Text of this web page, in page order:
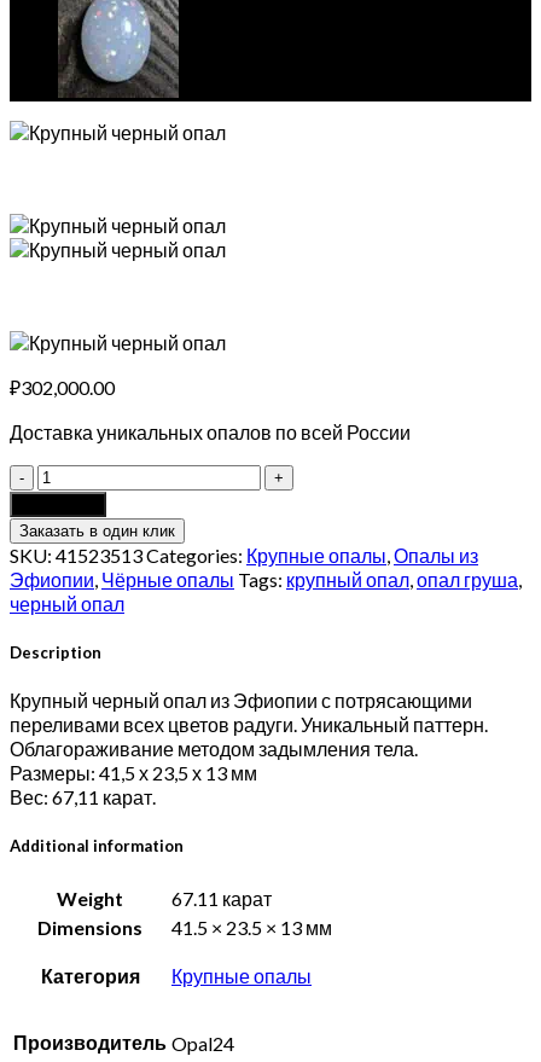
₽302,000.00
Доставка уникальных опалов по всей России
Уникальный
черный
опал
из
Эфиопии
67.11
карат
quantity
Заказать в один клик
SKU: 41523513Categories: Крупные опалы,Опалы из
Эфиопии, Чёрные опалы Tags: крупный опал,опал груша,
черный опал
Description
Крупный черный опал из Эфиопии с потрясающими
переливами всех цветов радуги. Уникальный паттерн.
Облагораживание методом задымления тела.
Размеры: 41,5 х 23,5 х 13 мм
Вес: 67,11 карат.
Additional information
Weight
67.11 карат
Dimensions
41.5 × 23.5 × 13 мм
Категория Крупные опалы
Производитель Opal24